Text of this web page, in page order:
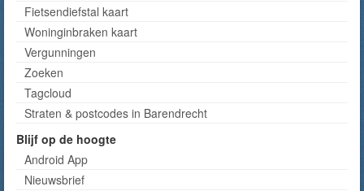
Fietsendiefstal kaart
Woninginbraken kaart
Vergunningen
Zoeken
Tagcloud
Straten & postcodes in Barendrecht
Blijf op de hoogte
Android App
Nieuwsbrief